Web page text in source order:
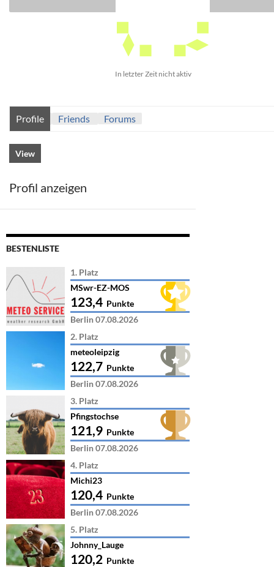
In letzter Zeit nicht aktiv
Profile Friends Forums
View
Profil anzeigen
BESTENLISTE
1. Platz
MSwr-EZ-MOS
123,4 Punkte
Berlin 07.08.2026
2. Platz
meteoleipzig
122,7 Punkte
Berlin 07.08.2026
3. Platz
Pfingstochse
121,9 Punkte
Berlin 07.08.2026
4. Platz
Michi23
120,4 Punkte
Berlin 07.08.2026
5. Platz
Johnny_Lauge
120,2 Punkte